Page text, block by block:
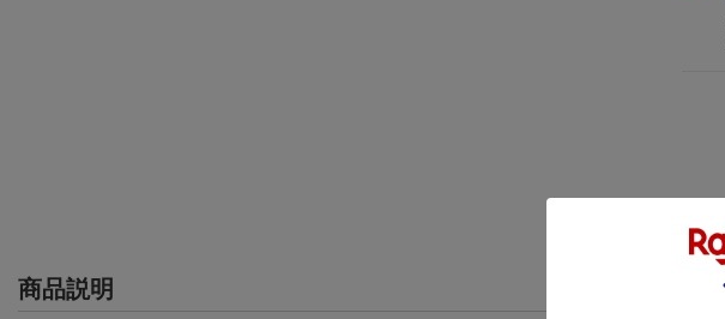
商品説明